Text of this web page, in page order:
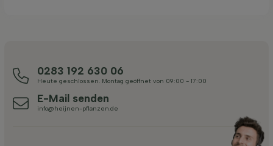
0283 192 630 06
Heute geschlossen. Montag geöffnet von 09:00 - 17:00
E-Mail senden
info@heijnen-pflanzen.de